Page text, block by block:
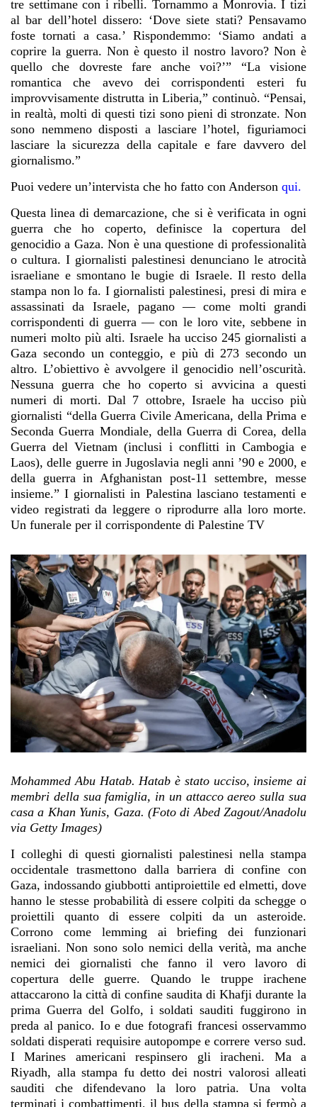
tre settimane con i ribelli. Tornammo a Monrovia. I tizi
al bar dell’hotel dissero: ‘Dove siete stati? Pensavamo
foste tornati a casa.’ Rispondemmo: ‘Siamo andati a
coprire la guerra. Non è questo il nostro lavoro? Non è
quello che dovreste fare anche voi?’” “La visione
romantica che avevo dei corrispondenti esteri fu
improvvisamente distrutta in Liberia,” continuò. “Pensai,
in realtà, molti di questi tizi sono pieni di stronzate. Non
sono nemmeno disposti a lasciare l’hotel, figuriamoci
lasciare la sicurezza della capitale e fare davvero del
giornalismo.”
Puoi vedere un’intervista che ho fatto con Anderson qui.
Questa linea di demarcazione, che si è verificata in ogni
guerra che ho coperto, definisce la copertura del
genocidio a Gaza. Non è una questione di professionalità
o cultura. I giornalisti palestinesi denunciano le atrocità
israeliane e smontano le bugie di Israele. Il resto della
stampa non lo fa. I giornalisti palestinesi, presi di mira e
assassinati da Israele, pagano — come molti grandi
corrispondenti di guerra — con le loro vite, sebbene in
numeri molto più alti. Israele ha ucciso 245 giornalisti a
Gaza secondo un conteggio, e più di 273 secondo un
altro. L’obiettivo è avvolgere il genocidio nell’oscurità.
Nessuna guerra che ho coperto si avvicina a questi
numeri di morti. Dal 7 ottobre, Israele ha ucciso più
giornalisti “della Guerra Civile Americana, della Prima e
Seconda Guerra Mondiale, della Guerra di Corea, della
Guerra del Vietnam (inclusi i conflitti in Cambogia e
Laos), delle guerre in Jugoslavia negli anni ’90 e 2000, e
della guerra in Afghanistan post-11 settembre, messe
insieme.” I giornalisti in Palestina lasciano testamenti e
video registrati da leggere o riprodurre alla loro morte.
Un funerale per il corrispondente di Palestine TV
Mohammed Abu Hatab. Hatab è stato ucciso, insieme ai
membri della sua famiglia, in un attacco aereo sulla sua
casa a Khan Yunis, Gaza. (Foto di Abed Zagout/Anadolu
via Getty Images)
I colleghi di questi giornalisti palestinesi nella stampa
occidentale trasmettono dalla barriera di confine con
Gaza, indossando giubbotti antiproiettile ed elmetti, dove
hanno le stesse probabilità di essere colpiti da schegge o
proiettili quanto di essere colpiti da un asteroide.
Corrono come lemming ai briefing dei funzionari
israeliani.Non sono solo nemici della verità, ma anche
nemici dei giornalisti che fanno il vero lavoro di
copertura delle guerre. Quando le truppe irachene
attaccarono la città di confine saudita di Khafji durante la
prima Guerra del Golfo, i soldati sauditi fuggirono in
preda al panico. Io e due fotografi francesi osservammo
soldati disperati requisire autopompe e correre verso sud.
I Marines americani respinsero gli iracheni. Ma a
Riyadh, alla stampa fu detto dei nostri valorosi alleati
sauditi che difendevano la loro patria. Una volta
terminati i combattimenti, il bus della stampa si fermò a